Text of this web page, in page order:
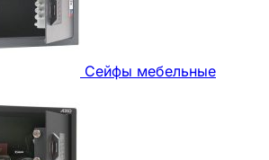
Сейфы мебельные